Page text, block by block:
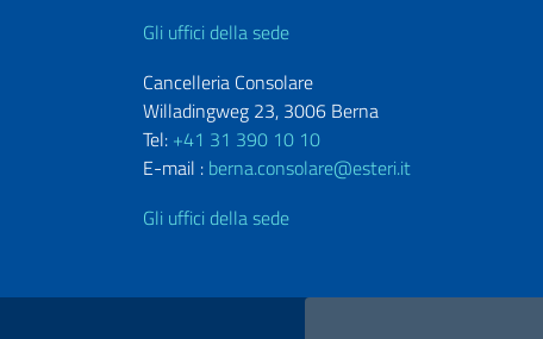
Gli uffici della sede
Cancelleria Consolare
Willadingweg 23, 3006 Berna
Tel: +41 31 390 10 10
E-mail : berna.consolare@esteri.it
Gli uffici della sede